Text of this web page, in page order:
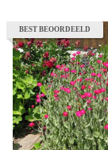
BEST BEOORDEELD